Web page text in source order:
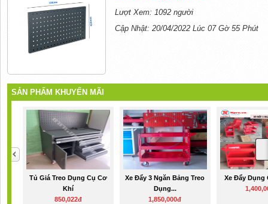
Lượt Xem: 1092 người
Cập Nhật: 20/04/2022 Lúc 07 Gờ 55 Phút
SẢN PHẨM KHUYẾN MÃI
Tủ Giá Treo Dụng Cụ Cơ
Khí
850,022đ
Xe Đẩy 3 Ngăn Bảng Treo
Dụng...
1,850,000đ
Xe Đẩy Dụng